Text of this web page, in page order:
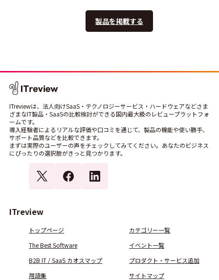
製品を掲載する
ITreviewは、法人向けSaaS・テクノロジーサービス・ハードウェアなどさま
ざまなIT製品・SaaSの比較検討ができる国内最大級のレビュープラットフォ
ームです。
導入経験者によるリアルな評価や口コミを通じて、製品の機能や使い勝手、
サポート品質などを比較できます。
まずは実際のユーザーの声をチェックしてみてください。あなたのビジネス
にぴったりの選択肢がきっと見つかります。
ITreview
トップページ
カテゴリー一覧
The Best Software
イベント一覧
B2B IT / SaaS カオスマップ
プロダクト・サービス追加
用語集
サイトマップ